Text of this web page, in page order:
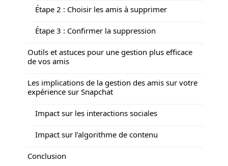
Étape 2 : Choisir les amis à supprimer
Étape 3 : Confirmer la suppression
Outils et astuces pour une gestion plus efficace
de vos amis
Les implications de la gestion des amis sur votre
expérience sur Snapchat
Impact sur les interactions sociales
Impact sur l’algorithme de contenu
Conclusion